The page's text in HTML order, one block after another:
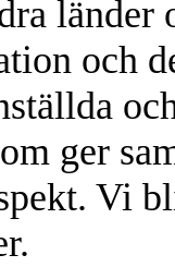
länder
och
ger
Vi